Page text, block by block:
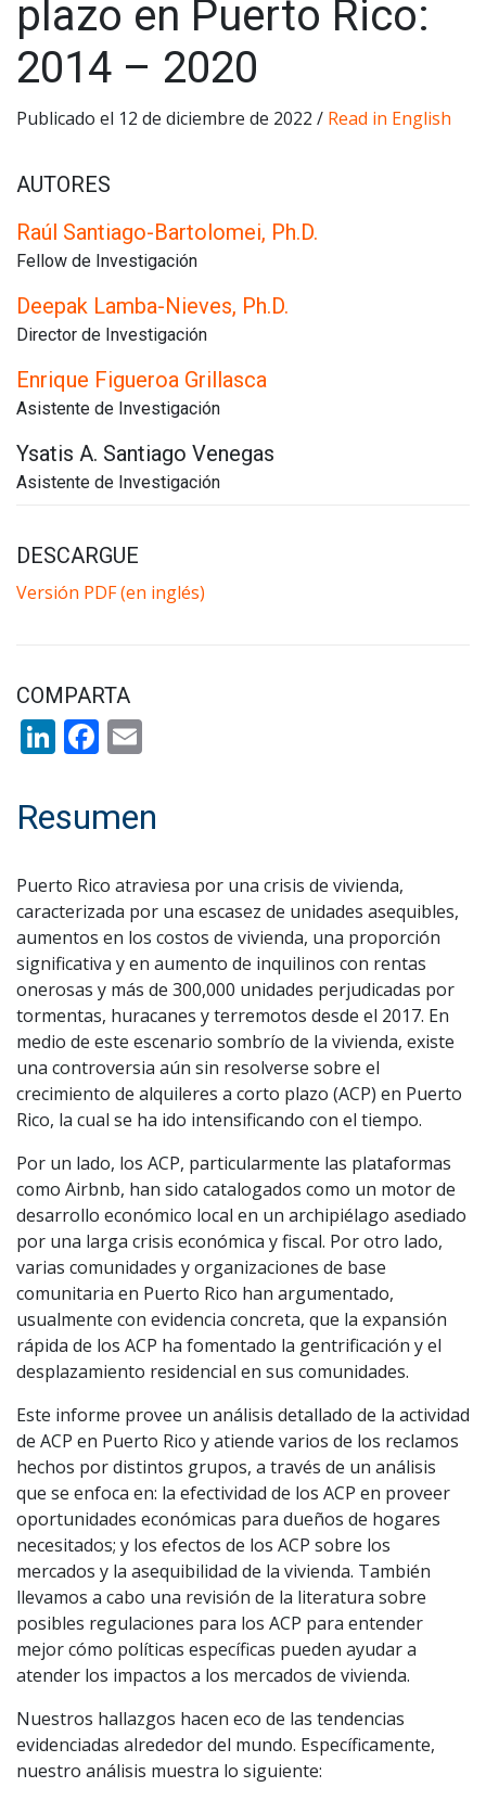
plazo en Puerto Rico:
2014 – 2020
Publicado el 12 de diciembre de 2022 / Read in English
AUTORES
Raúl Santiago-Bartolomei, Ph.D.
Fellow de Investigación
Deepak Lamba-Nieves, Ph.D.
Director de Investigación
Enrique Figueroa Grillasca
Asistente de Investigación
Ysatis A. Santiago Venegas
Asistente de Investigación
DESCARGUE
Versión PDF (en inglés)
COMPARTA
LinkedIn
Facebook
Resumen
Puerto Rico atraviesa por una crisis de vivienda,
caracterizada por una escasez de unidades asequibles,
aumentos en los costos de vivienda, una proporción
significativa y en aumento de inquilinos con rentas
onerosas y más de 300,000 unidades perjudicadas por
tormentas, huracanes y terremotos desde el 2017. En
medio de este escenario sombrío de la vivienda, existe
una controversia aún sin resolverse sobre el
crecimiento de alquileres a corto plazo (ACP) en Puerto
Rico, la cual se ha ido intensificando con el tiempo.
Por un lado, los ACP, particularmente las plataformas
como Airbnb, han sido catalogados como un motor de
desarrollo económico local en un archipiélago asediado
por una larga crisis económica y fiscal. Por otro lado,
varias comunidades y organizaciones de base
comunitaria en Puerto Rico han argumentado,
usualmente con evidencia concreta, que la expansión
rápida de los ACP ha fomentado la gentrificación y el
desplazamiento residencial en sus comunidades.
Este informe provee un análisis detallado de la actividad
de ACP en Puerto Rico y atiende varios de los reclamos
hechos por distintos grupos, a través de un análisis
que se enfoca en: la efectividad de los ACP en proveer
oportunidades económicas para dueños de hogares
necesitados; y los efectos de los ACP sobre los
mercados y la asequibilidad de la vivienda. También
llevamos a cabo una revisión de la literatura sobre
posibles regulaciones para los ACP para entender
mejor cómo políticas específicas pueden ayudar a
atender los impactos a los mercados de vivienda.
Nuestros hallazgos hacen eco de las tendencias
evidenciadas alrededor del mundo. Específicamente,
nuestro análisis muestra lo siguiente: